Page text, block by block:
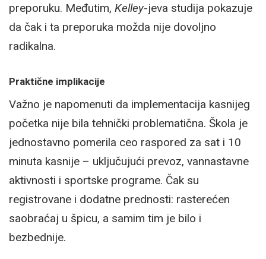
preporuku. Međutim, Kelley-jeva studija pokazuje
da čak i ta preporuka možda nije dovoljno
radikalna.
Praktične implikacije
Važno je napomenuti da implementacija kasnijeg
početka nije bila tehnički problematična. Škola je
jednostavno pomerila ceo raspored za sat i 10
minuta kasnije – uključujući prevoz, vannastavne
aktivnosti i sportske programe. Čak su
registrovane i dodatne prednosti: rasterećen
saobraćaj u špicu, a samim tim je bilo i
bezbednije.